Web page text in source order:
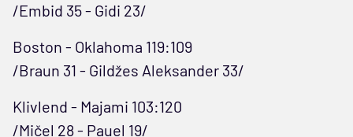
/Embid 35 - Gidi 23/
Boston - Oklahoma 119:109
/Braun 31 - Gildžes Aleksander 33/
Klivlend - Majami 103:120
/Mičel 28 - Pauel 19/